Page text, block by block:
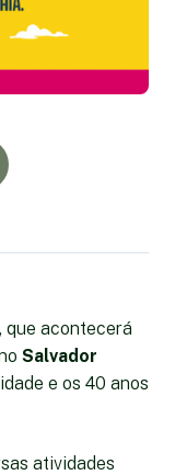
que acontecerá
Salvador
e os 40 anos
atividades